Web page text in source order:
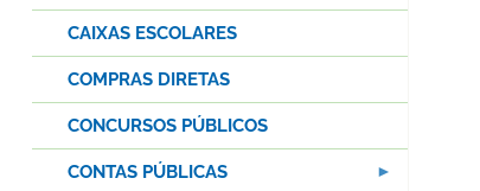
CAIXAS ESCOLARES
COMPRAS DIRETAS
CONCURSOS PÚBLICOS
CONTAS PÚBLICAS